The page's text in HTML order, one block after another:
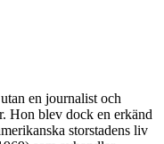
en journalist och
Hon blev dock en erkänd
storstadens liv